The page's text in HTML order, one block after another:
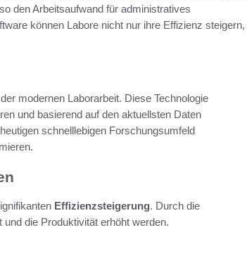
den Arbeitsaufwand für administratives
können Labore nicht nur ihre Effizienz steigern,
modernen Laborarbeit. Diese Technologie
und basierend auf den aktuellsten Daten
schnelllebigen Forschungsumfeld
Effizienzsteigerung. Durch die
die Produktivität erhöht werden.